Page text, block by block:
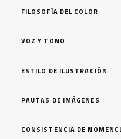
FILOSOFÍA DEL COLOR
VOZ Y TONO
ESTILO DE ILUSTRACIÓN
PAUTAS DE IMÁGENES
CONSISTENCIA DE